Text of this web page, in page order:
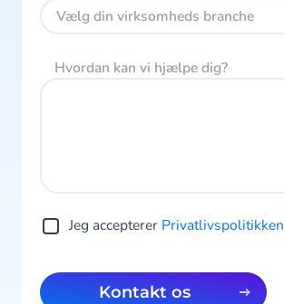
Vælg din virksomheds branche
Hvordan kan vi hjælpe dig?
Jeg accepterer Privatlivspolitikken
Kontakt os